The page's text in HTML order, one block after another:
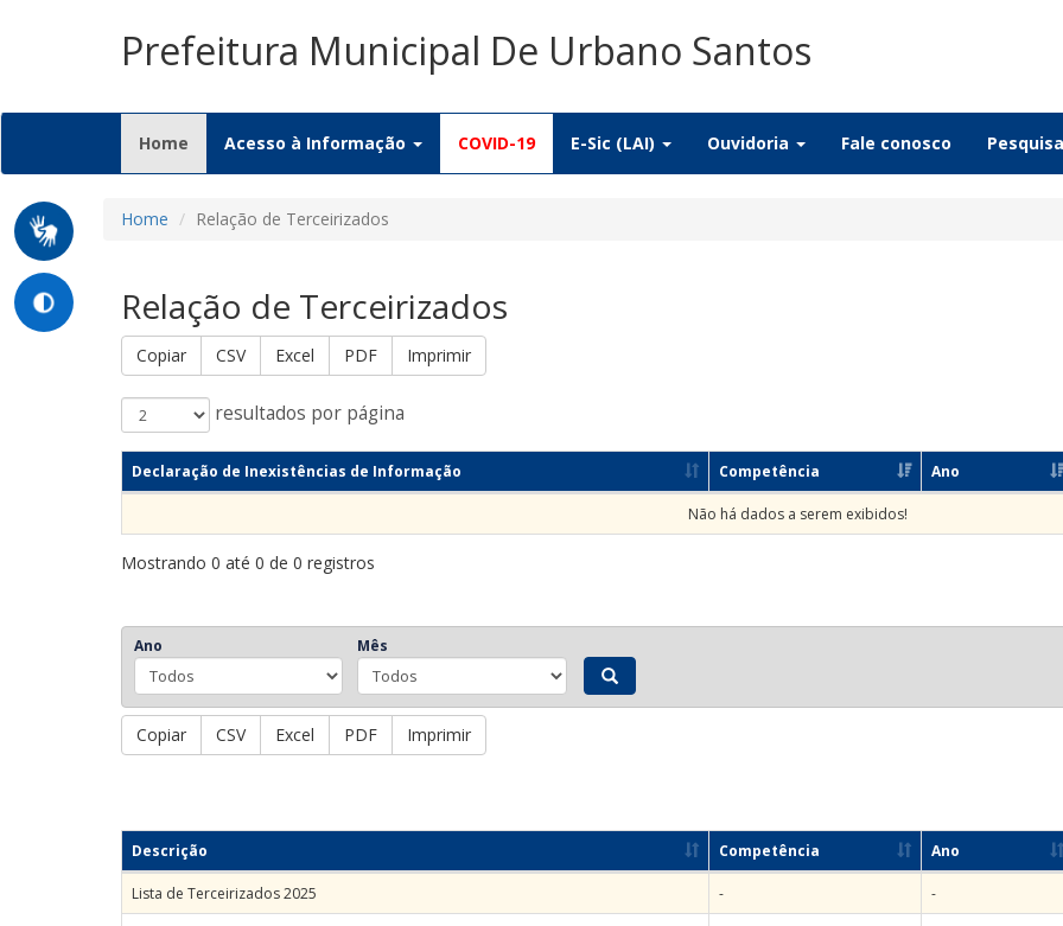
Prefeitura Municipal De Urbano Santos
Home (current)
Acesso à Informação COVID-19 E-Sic (LAI) Ouvidoria Fale conosco
Home Relação de Terceirizados
Relação de Terceirizados
Copiar CSV Excel PDF Imprimir
resultados por página
Declaração de Inexistências de Informação Competência Ano
Não há dados a serem exibidos!
Mostrando 0 até 0 de 0 registros
Ano Mês
Copiar CSV Excel PDF Imprimir
Descrição Competência Ano
Lista de Terceirizados 2025 -
-